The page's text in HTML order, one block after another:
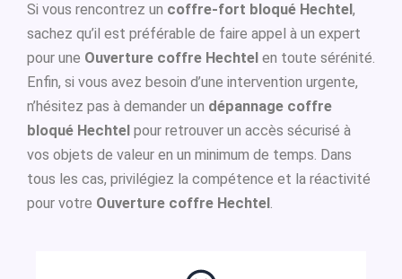
Si vous rencontrez un coffre-fort bloqué Hechtel ,
sachez qu’il est préférable de faire appel à un expert
pour une Ouverture coffre Hechtel en toute sérénité.
Enfin, si vous avez besoin d’une intervention urgente,
n’hésitez pas à demander un dépannage coffre
bloqué Hechtel pour retrouver un accès sécurisé à
vos objets de valeur en un minimum de temps. Dans
tous les cas, privilégiez la compétence et la réactivité
pour votre Ouverture coffre Hechtel .